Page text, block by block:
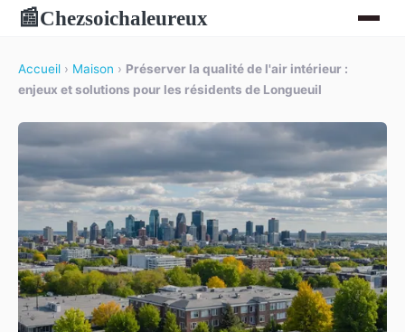
📰Chezsoichaleureux
Accueil › Maison › Préserver la qualité de l'air intérieur :
enjeux et solutions pour les résidents de Longueuil